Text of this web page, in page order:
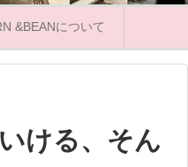
&BEANについて
ける、そん